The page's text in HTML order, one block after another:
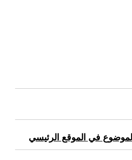
في الموقع الرئيسي